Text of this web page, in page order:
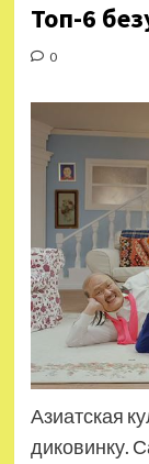
Топ-6
0
Азиатская
диковинку.